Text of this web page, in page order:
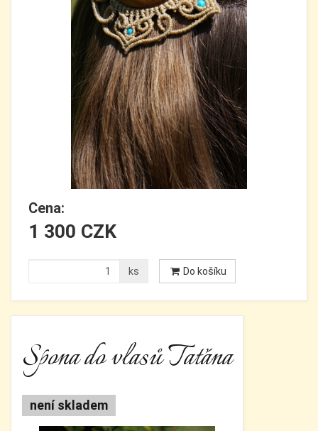
Cena:
1 300 CZK
ks Do košíku
Spona do vlasů Taťána
není skladem